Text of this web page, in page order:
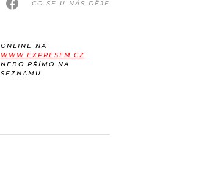
CO SE U NÁS DĚJE
ONLINE NA
WWW.EXPRESFM.CZ
NEBO PŘÍMO NA
SEZNAMU.